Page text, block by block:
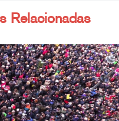
Relacionadas